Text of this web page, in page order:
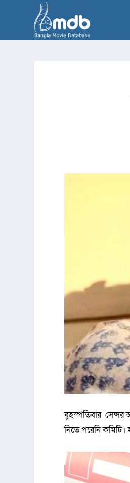
বৃহস্পতিবার সেন্সর
নিতে পরেনি কমিটি।